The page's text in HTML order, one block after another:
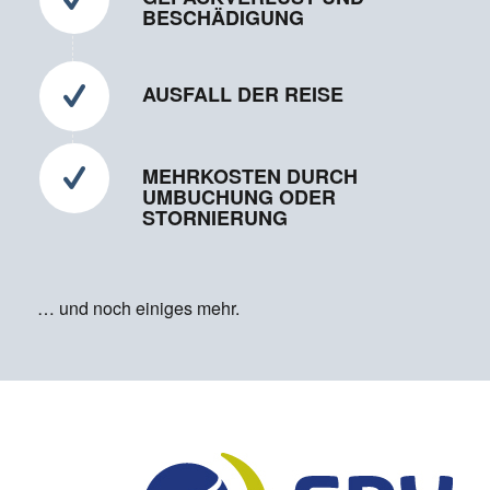
BESCHÄDIGUNG
AUSFALL DER REISE
MEHRKOSTEN DURCH
UMBUCHUNG ODER
STORNIERUNG
… und noch einiges mehr.